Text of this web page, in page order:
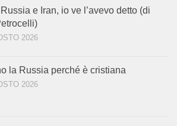
e Iran, io ve l’avevo detto (di
2026
la Russia perché è cristiana
2026